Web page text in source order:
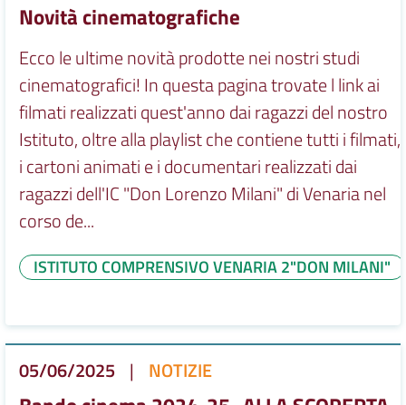
Novità cinematografiche
Ecco le ultime novità prodotte nei nostri studi
cinematografici! In questa pagina trovate l link ai
filmati realizzati quest'anno dai ragazzi del nostro
Istituto, oltre alla playlist che contiene tutti i filmati,
i cartoni animati e i documentari realizzati dai
ragazzi dell'IC "Don Lorenzo Milani" di Venaria nel
corso de...
ISTITUTO COMPRENSIVO VENARIA 2"DON MILANI"
05/06/2025 | NOTIZIE